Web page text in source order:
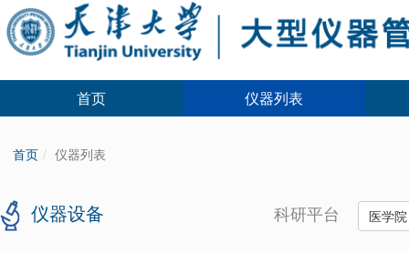
首页 仪器列表
首页 仪器列表
仪器设备 科研平台 医学